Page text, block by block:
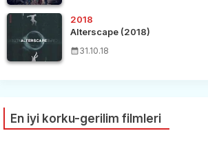
2018
Alterscape (2018)
31.10.18
En iyi korku-gerilim filmleri